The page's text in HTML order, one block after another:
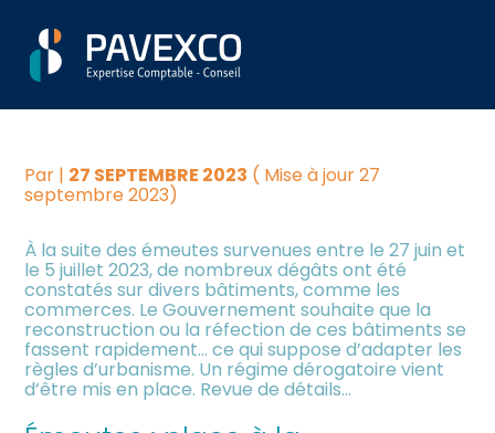
Aller
au
Créer et reprendre une
activité
Piloter votre entreprise
Développer votre entreprise
Construire votre patrimoine
Être prêt pour la facturation
électronique
Piloter votre gestion
Dématérialiser vos
documents
ÉMEUTES : DES RÈGLES
Par | 27 SEPTEMBRE 2023 ( Mise à jour 27
septembre 2023)
À la suite des émeutes survenues entre le 27 juin et
le 5 juillet 2023, de nombreux dégâts ont été
constatés sur divers bâtiments, comme les
commerces. Le Gouvernement souhaite que la
reconstruction ou la réfection de ces bâtiments se
fassent rapidement… ce qui suppose d’adapter les
règles d’urbanisme. Un régime dérogatoire vient
d’être mis en place. Revue de détails…